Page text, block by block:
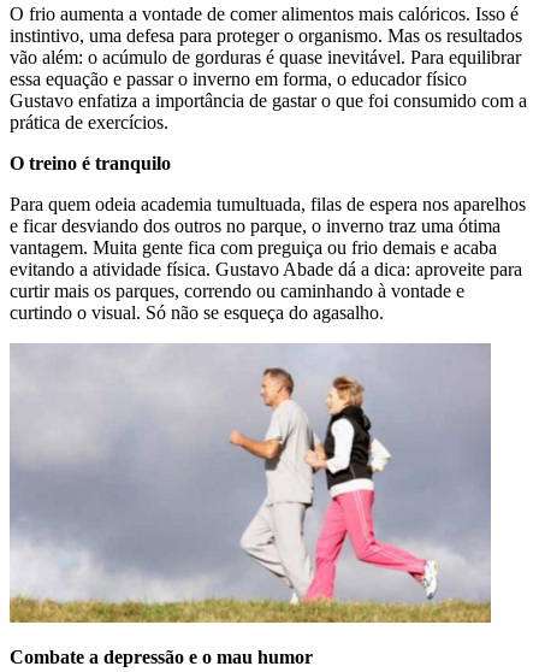
O frio aumenta a vontade de comer alimentos mais calóricos. Isso é
instintivo, uma defesa para proteger o organismo. Mas os resultados
vão além: o acúmulo de gorduras é quase inevitável. Para equilibrar
essa equação e passar o inverno em forma, o educador físico
Gustavo enfatiza a importância de gastar o que foi consumido com a
prática de exercícios.
O treino é tranquilo
Para quem odeia academia tumultuada, filas de espera nos aparelhos
e ficar desviando dos outros no parque, o inverno traz uma ótima
vantagem. Muita gente fica com preguiça ou frio demais e acaba
evitando a atividade física. Gustavo Abade dá a dica: aproveite para
curtir mais os parques, correndo ou caminhando à vontade e
curtindo o visual. Só não se esqueça do agasalho.
Combate a depressão e o mau humor